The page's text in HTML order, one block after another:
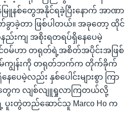
ြူနစ်တွေအနိုင်ရခဲ့ပြီးနောက် အာဏာ
ခဲ့တာ ဖြစ်ပါတယ်။ အခုတော့ ထိုင်
ည်းကျ အစိုးရတရပ်ရှိနေပေမဲ့
မ်ဟာ တရုတ်ရဲ့အစိတ်အပိုင်းအဖြစ်
မ်ကျွန်းကို တရုတ်ဘက်က တိုက်ခိုက်
ပေမဲ့လည်း နှစ်ပေါင်းများစွာ ကြာ
တွေက လျစ်လျူရှုလာကြတယ်လို့
ရဲ့ ပူးတွဲတည်ဆောင်သူ Marco Ho က